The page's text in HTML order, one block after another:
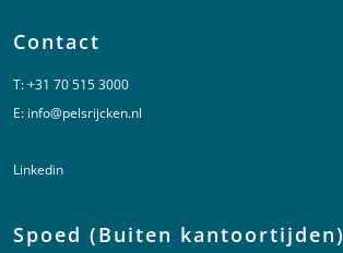
Contact
T:+31 70 515 3000
E: info@pelsrijcken.nl
Linkedin
Spoed (Buiten kantoortijden)